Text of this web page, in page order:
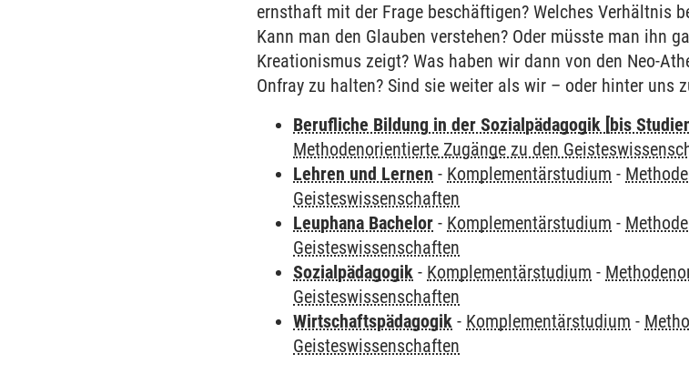
ernsthaft mit der Frage beschäftigen? Welches Verhältnis
Kann man den Glauben verstehen? Oder müsste man ihn
Kreationismus zeigt? Was haben wir dann von den Neo-
Onfray zu halten? Sind sie weiter als wir – oder hinter uns
Berufliche Bildung in der Sozialpädagogik [bis
Methodenorientierte Zugänge zu den
Lehren und Lernen - Komplementärstudium -
Geisteswissenschaften
Leuphana Bachelor - Komplementärstudium -
Geisteswissenschaften
Sozialpädagogik - Komplementärstudium -
Geisteswissenschaften
Wirtschaftspädagogik - Komplementärstudium -
Geisteswissenschaften